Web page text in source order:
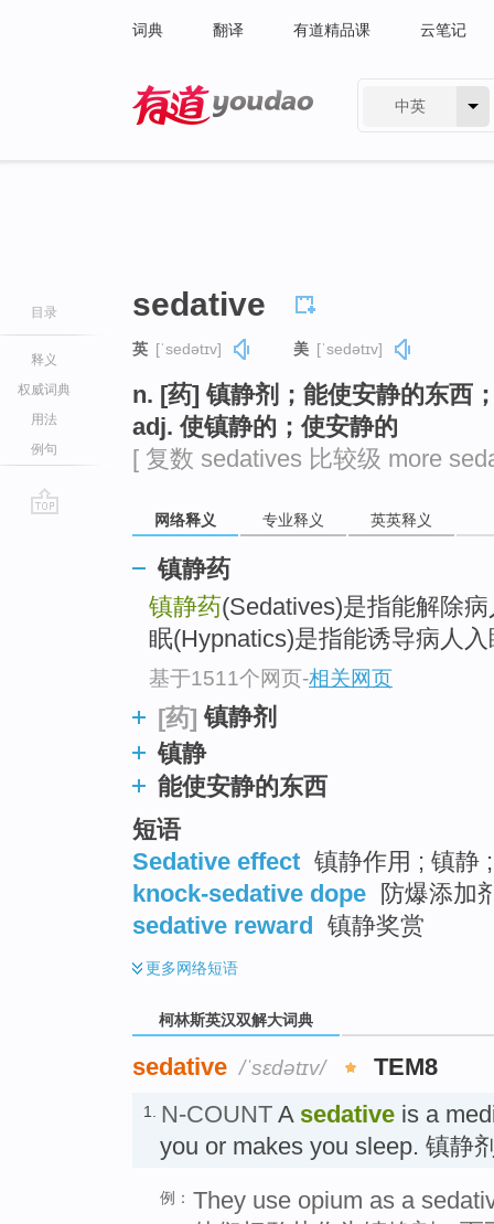
词典 翻译 有道精品课 云笔记
中英
目录
释义
权威词典
用法
例句
sedative
英 [ˈsedətɪv] 美 [ˈsedətɪv]
n. [药] 镇静剂；能使安静的东西
adj. 使镇静的；使安静的
[ 复数 sedatives 比较级 more
网络释义 专业释义 英英释义
镇静药
镇静药(Sedatives)是指能解除
眠(Hypnatics)是指能诱导病人
基于1511个网页-相关网页
[药] 镇静剂
镇静
能使安静的东西
短语
Sedative effect 镇静作用 ; 镇静
knock-sedative dope
防爆添加
sedative reward 镇静奖赏
更多网络短语
柯林斯英汉双解大词典
sedative /ˈsɛdətɪv/ TEM8
1. N-COUNT A sedative is a
you or makes you sleep. 镇静
例： They use opium as a